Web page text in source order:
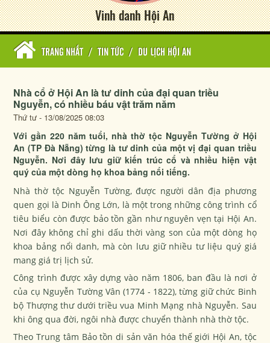
Vinh danh Hội An
TRANG NHẤT / TIN TỨC / DU LỊCH HỘI AN
Nhà cổ ở Hội An là tư dinh của đại quan triều
Nguyễn, có nhiều báu vật trăm năm
Thứ tư - 13/08/2025 08:03
Với gần 220 năm tuổi, nhà thờ tộc Nguyễn Tường ở Hội
An (TP Đà Nẵng) từng là tư dinh của một vị đại quan triều
Nguyễn. Nơi đây lưu giữ kiến trúc cổ và nhiều hiện vật
quý của một dòng họ khoa bảng nổi tiếng.
Nhà thờ tộc Nguyễn Tường, được người dân địa phương
quen gọi là Dinh Ông Lớn, là một trong những công trình cổ
tiêu biểu còn được bảo tồn gần như nguyên vẹn tại Hội An.
Nơi đây không chỉ ghi dấu thời vàng son của một dòng họ
khoa bảng nổi danh, mà còn lưu giữ nhiều tư liệu quý giá
mang giá trị lịch sử.
Công trình được xây dựng vào năm 1806, ban đầu là nơi ở
của cụ Nguyễn Tường Vân (1774 - 1822), từng giữ chức Binh
bộ Thượng thư dưới triều vua Minh Mạng nhà Nguyễn. Sau
khi ông qua đời, ngôi nhà được chuyển thành nhà thờ tộc.
Theo Trung tâm Bảo tồn di sản văn hóa thế giới Hội An, tộc